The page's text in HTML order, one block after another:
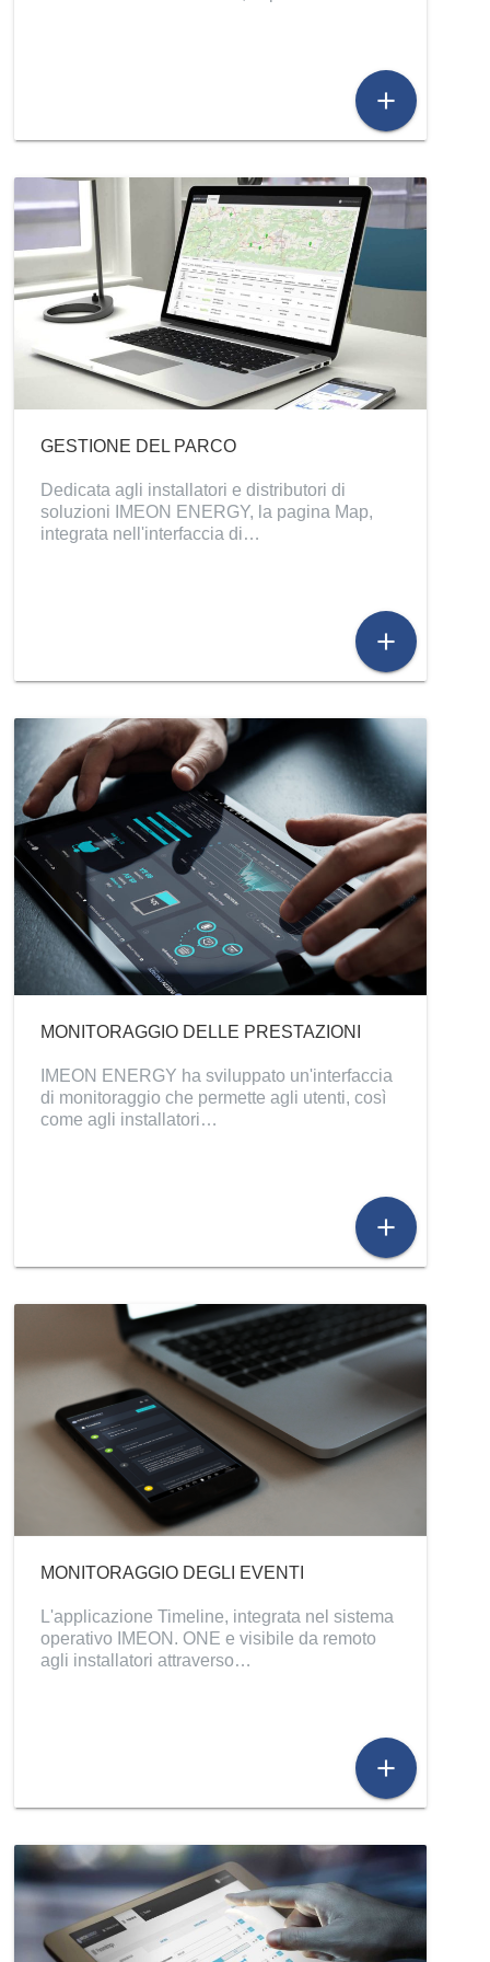
add
GESTIONE DEL PARCO
Dedicata agli installatori e distributori di
soluzioni IMEON ENERGY, la pagina Map,
integrata nell'interfaccia di…
add
MONITORAGGIO DELLE PRESTAZIONI
IMEON ENERGY ha sviluppato un'interfaccia
di monitoraggio che permette agli utenti, così
come agli installatori…
add
MONITORAGGIO DEGLI EVENTI
L'applicazione Timeline, integrata nel sistema
operativo IMEON. ONE e visibile da remoto
agli installatori attraverso…
add